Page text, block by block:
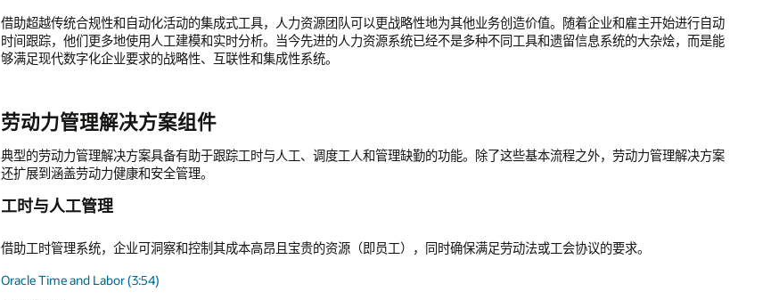
借助超越传统合规性和自动化活动的集成式工具，人力资源团队可以更战略性地为其他业务创造价值。随着企业和雇主开始进行自动
时间跟踪，他们更多地使用人工建模和实时分析。当今先进的人力资源系统已经不是多种不同工具和遗留信息系统的大杂烩，而是能
够满足现代数字化企业要求的战略性、互联性和集成性系统。
劳动力管理解决方案组件
典型的劳动力管理解决方案具备有助于跟踪工时与人工、调度工人和管理缺勤的功能。除了这些基本流程之外，劳动力管理解决方案
还扩展到涵盖劳动力健康和安全管理。
工时与人工管理
借助工时管理系统，企业可洞察和控制其成本高昂且宝贵的资源（即员工），同时确保满足劳动法或工会协议的要求。
Oracle Time and Labor (3:54)